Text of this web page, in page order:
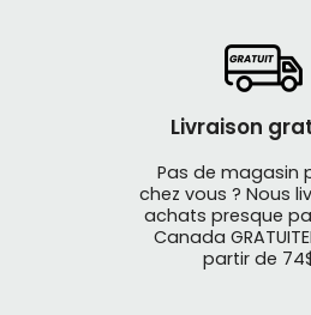
Livraison
Pas de magasin
chez vous ? Nous
achats presque
Canada
partir de